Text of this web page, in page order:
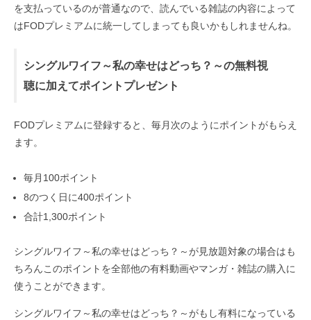
を支払っているのが普通なので、読んでいる雑誌の内容によって
はFODプレミアムに統一してしまっても良いかもしれませんね。
シングルワイフ～私の幸せはどっち？～の無料視
聴に加えてポイントプレゼント
FODプレミアムに登録すると、毎月次のようにポイントがもらえ
ます。
毎月100ポイント
8のつく日に400ポイント
合計1,300ポイント
シングルワイフ～私の幸せはどっち？～が見放題対象の場合はも
ちろんこのポイントを全部他の有料動画やマンガ・雑誌の購入に
使うことができます。
シングルワイフ～私の幸せはどっち？～がもし有料になっている